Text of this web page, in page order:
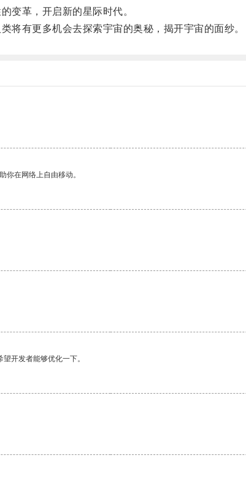
革，开启新的星际时代。
有更多机会去探索宇宙的奥秘，揭开宇宙的面纱。
你在网络上自由移动。
开发者能够优化一下。